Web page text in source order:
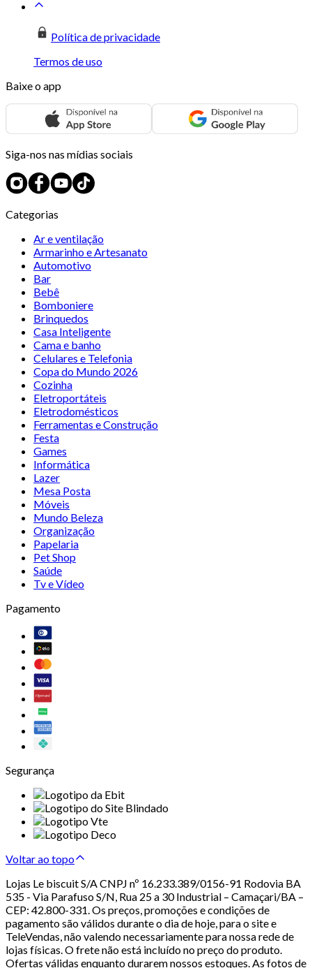
Política de privacidade
Termos de uso
Baixe o app
Siga-nos nas mídias sociais
Categorias
Ar e ventilação
Armarinho e Artesanato
Automotivo
Bar
Bebê
Bomboniere
Brinquedos
Casa Inteligente
Cama e banho
Celulares e Telefonia
Copa do Mundo 2026
Cozinha
Eletroportáteis
Eletrodomésticos
Ferramentas e Construção
Festa
Games
Informática
Lazer
Mesa Posta
Móveis
Mundo Beleza
Organização
Papelaria
Pet Shop
Saúde
Tv e Vídeo
Pagamento
Segurança
Voltar ao topo
Lojas Le biscuit S/A CNPJ nº 16.233.389/0156-91 Rodovia BA
535 - Via Parafuso S/N, Rua 25 a 30 Industrial – Camaçari/BA –
CEP: 42.800-331. Os preços, promoções e condições de
pagamento são válidos durante o dia de hoje, para o site e
TeleVendas, não valendo necessariamente para nossa rede de
lojas físicas. O frete não está incluído no preço do produto.
Ofertas válidas enquanto durarem nossos estoques. As fotos de